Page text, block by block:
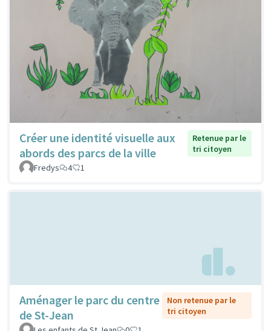
Créer une identité visuelle aux
abords des parcs de la ville
Retenue par le
tri citoyen
Fredys
4 1
Aménager le parc du centre
de St-Jean
Non retenue par le
tri citoyen